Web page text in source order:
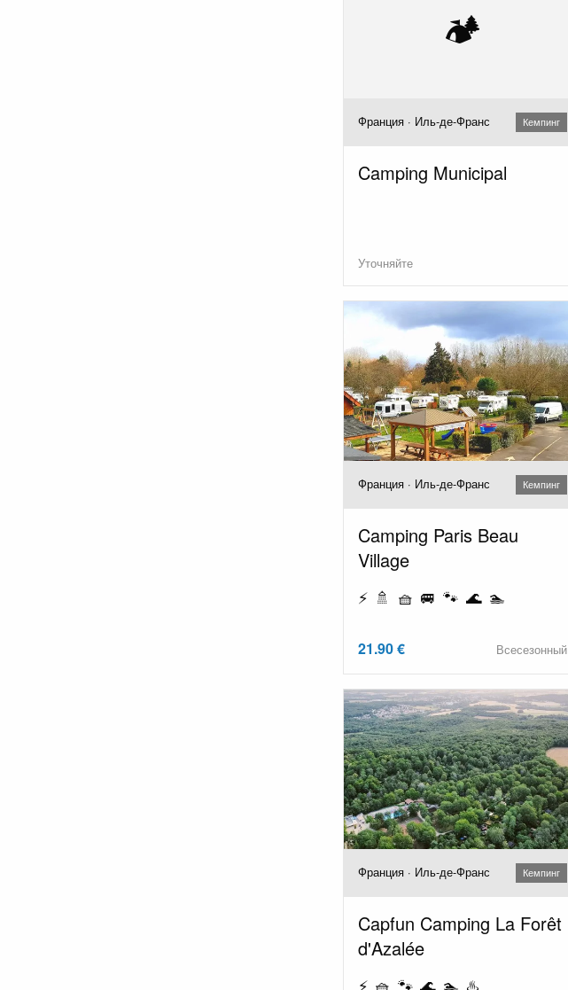
🏕️
Франция · Иль-де-Франс Кемпинг
Camping Municipal
Уточняйте
Франция · Иль-де-Франс Кемпинг
Camping Paris Beau
Village
⚡ 🚿 🧺 🚐 🐾 🌊 🏊
21.90 € Всесезонный
Франция · Иль-де-Франс Кемпинг
Capfun Camping La Forêt
d'Azalée
⚡ 🧺 🐾 🌊 🏊 ♨️